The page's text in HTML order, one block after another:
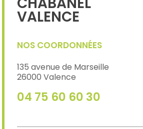
VALENCE
NOS COORDONNÉES
135 avenue de Marseille
26000 Valence
04 75 60 60 30